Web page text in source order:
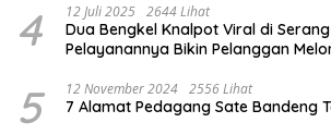
4 12 Juli 2025 2644 Lihat
Dua Bengkel Knalpot Viral di
Pelayanannya Bikin Pelanggan
5 12 November 2024 2556 Lihat
7 Alamat Pedagang Sate Bandeng